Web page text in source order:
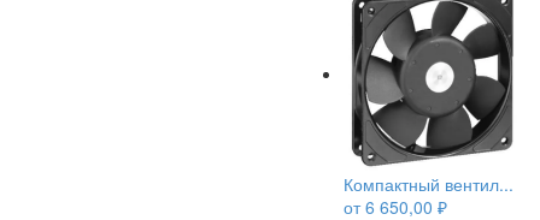
Компактный вентил...
от6 650,00 ₽